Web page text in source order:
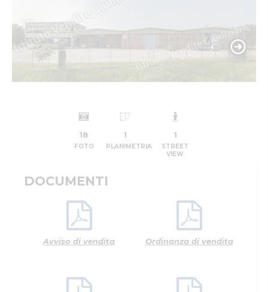
18
FOTO
1
PLANIMETRIA
1
STREET
VIEW
DOCUMENTI
Avviso di vendita Ordinanza di vendita